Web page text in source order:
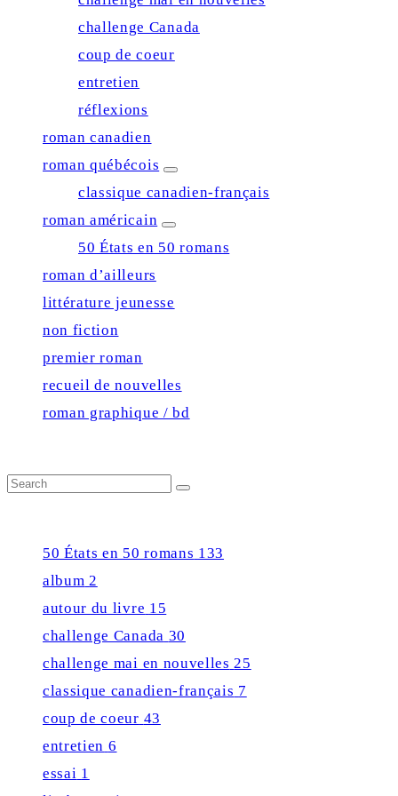
menu
challenge Canada
coup de coeur
entretien
réflexions
roman canadien
roman québécois
expand
child
menu
classique canadien-français
roman américain
expand
child
menu
50 États en 50 romans
roman d’ailleurs
littérature jeunesse
non fiction
premier roman
recueil de nouvelles
roman graphique / bd
Search
Search
50 États en 50 romans 133
album 2
autour du livre 15
challenge Canada 30
challenge mai en nouvelles 25
classique canadien-français 7
coup de coeur 43
entretien 6
essai 1